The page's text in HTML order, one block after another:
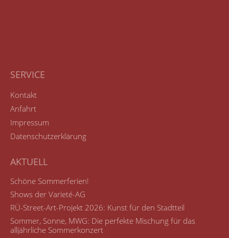
SERVICE
Kontakt
Anfahrt
Impressum
Datenschutzerklärung
AKTUELL
Schöne Sommerferien!
Shows der Varieté-AG
RÜ-Street-Art-Projekt 2026: Kunst für den Stadtteil
Sommer, Sonne, MWG: Die perfekte Mischung für das
alljährliche Sommerkonzert